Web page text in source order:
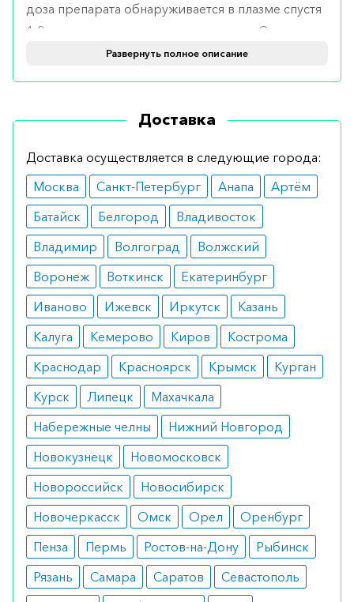
доза препарата обнаруживается в плазме спустя
1-2 часа после перорального приема. Связь с
белками крови составляет 98-99%.
часов. Не обладает кумулятивными свойствами.
Форма выпуска
Таблетки по 60 мг №6.
Применение и дозировка
Принимается перорально, запивая достаточным
количеством жидкости. Стартовая доза
составляет 30 мг (0,5 таблетки). Принимать 1 раз
в сутки. При хорошей переносимости
разрешено увеличение дозы до 1 таблетки.
Показания
Лечение преждевременного семяизвержения у
пациентов 18-64 лет.
Противопоказания
непереносимость дапоксетина;
патологии сердечно-сосудистой системы;
психические заболевания;
одновременный прием с антибиотиками,
снотворными, болеутоляющими
препаратами, ингибиторами МАО,
антидепрессантами.
Развернуть полное описание
Доставка
Доставка осуществляется в следующие города:
Москва
Санкт-Петербург Анапа
Артём
Батайск
Белгород
Владивосток
Владимир
Волгоград
Волжский
Воронеж
Воткинск
Екатеринбург
Иваново
Ижевск Иркутск
Казань
Калуга
Кемерово Киров
Кострома
Краснодар
Красноярск Крымск
Курган
Курск
Липецк
Махачкала
Набережные челны
Нижний Новгород
Новокузнецк
Новомосковск
Новороссийск
Новосибирск
Новочеркасск
Омск Орел
Оренбург
Пенза
Пермь Ростов-на-Дону
Рыбинск
Рязань
Самара Саратов
Севастополь